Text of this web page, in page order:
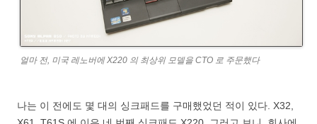
얼마 전, 미국 레노버에 X220 의 최상위 모델을 CTO 로 주문했다
나는 이 전에도 몇 대의 싱크패드를 구매했었던 적이 있다. X32,